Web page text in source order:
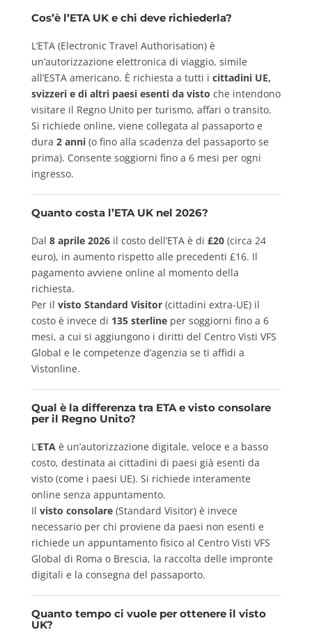
Cos’è l’ETA UK e chi deve richiederla?
L’ETA (Electronic Travel Authorisation) è
un’autorizzazione elettronica di viaggio, simile
all’ESTA americano. È richiesta a tutti i cittadini UE,
svizzeri e di altri paesi esenti da visto che intendono
visitare il Regno Unito per turismo, affari o transito.
Si richiede online, viene collegata al passaporto e
dura 2 anni (o fino alla scadenza del passaporto se
prima). Consente soggiorni fino a 6 mesi per ogni
ingresso.
Quanto costa l’ETA UK nel 2026?
Dal 8 aprile 2026il costo dell’ETA è di £20(circa 24
euro), in aumento rispetto alle precedenti £16. Il
pagamento avviene online al momento della
richiesta.
Per il visto Standard Visitor(cittadini extra-UE) il
costo è invece di 135 sterline per soggiorni fino a 6
mesi, a cui si aggiungono i diritti del Centro Visti VFS
Global e le competenze d’agenzia se ti affidi a
Vistonline.
Qual è la differenza tra ETA e visto consolare
per il Regno Unito?
L’ETAè un’autorizzazione digitale, veloce e a basso
costo, destinata ai cittadini di paesi già esenti da
visto (come i paesi UE). Si richiede interamente
online senza appuntamento.
Il visto consolare(Standard Visitor) è invece
necessario per chi proviene da paesi non esenti e
richiede un appuntamento fisico al Centro Visti VFS
Global di Roma o Brescia, la raccolta delle impronte
digitali e la consegna del passaporto.
Quanto tempo ci vuole per ottenere il visto
UK?